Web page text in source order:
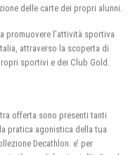
delle carte dei propri alunni.
promuovere l’attività sportiva
attraverso la scoperta di
sportivi e dei Club Gold.
offerta sono presenti tanti
pratica agonistica della tua
Decathlon. e’ per